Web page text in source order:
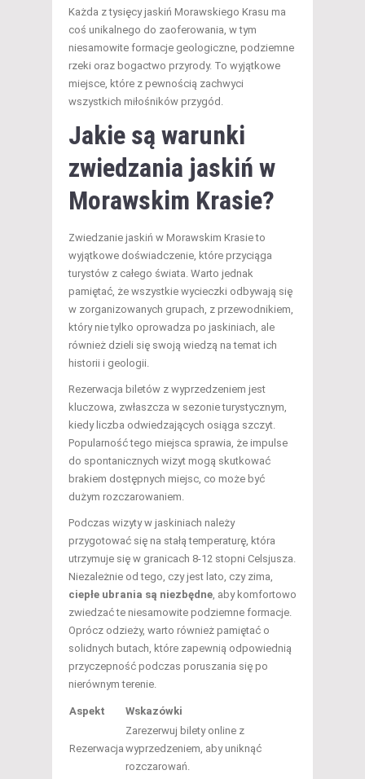
Każda z tysięcy jaskiń Morawskiego Krasu ma
coś unikalnego do zaoferowania, w tym
niesamowite formacje geologiczne, podziemne
rzeki oraz bogactwo przyrody. To wyjątkowe
miejsce, które z pewnością zachwyci
wszystkich miłośników przygód.
Jakie są warunki
zwiedzania jaskiń w
Morawskim Krasie?
Zwiedzanie jaskiń w Morawskim Krasie to
wyjątkowe doświadczenie, które przyciąga
turystów z całego świata. Warto jednak
pamiętać, że wszystkie wycieczki odbywają się
w zorganizowanych grupach, z przewodnikiem,
który nie tylko oprowadza po jaskiniach, ale
również dzieli się swoją wiedzą na temat ich
historii i geologii.
Rezerwacja biletów z wyprzedzeniem jest
kluczowa, zwłaszcza w sezonie turystycznym,
kiedy liczba odwiedzających osiąga szczyt.
Popularność tego miejsca sprawia, że impulse
do spontanicznych wizyt mogą skutkować
brakiem dostępnych miejsc, co może być
dużym rozczarowaniem.
Podczas wizyty w jaskiniach należy
przygotować się na stałą temperaturę, która
utrzymuje się w granicach 8-12 stopni Celsjusza.
Niezależnie od tego, czy jest lato, czy zima,
ciepłe ubrania są niezbędne, aby komfortowo
zwiedzać te niesamowite podziemne formacje.
Oprócz odzieży, warto również pamiętać o
solidnych butach, które zapewnią odpowiednią
przyczepność podczas poruszania się po
nierównym terenie.
Aspekt Wskazówki
Rezerwacja
Zarezerwuj bilety online z
wyprzedzeniem, aby uniknąć
rozczarowań.